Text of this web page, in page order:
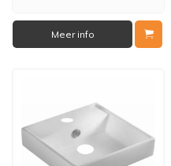
Meer info